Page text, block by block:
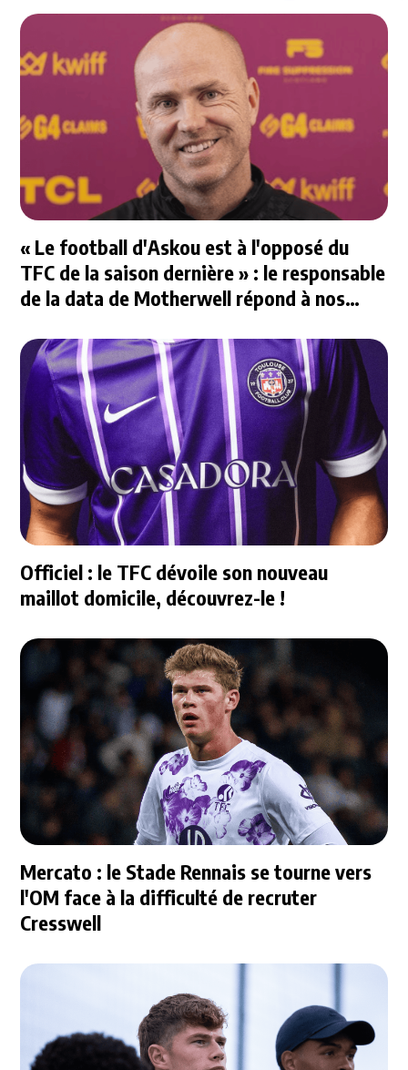
« Le football d'Askou est à l'opposé du
TFC de la saison dernière » : le responsable
de la data de Motherwell répond à nos
Officiel : le TFC dévoile son nouveau
maillot domicile, découvrez-le !
Mercato : le Stade Rennais se tourne vers
l'OM face à la difficulté de recruter
Cresswell